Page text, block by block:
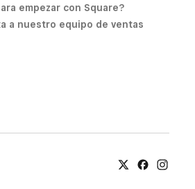
empezar con Square?
a nuestro equipo de ventas